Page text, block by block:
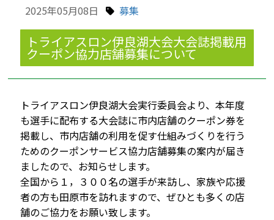
2025年05月08日 募集
トライアスロン伊良湖大会大会誌掲載用
クーポン協力店舗募集について
トライアスロン伊良湖大会実行委員会より、本年度
も選手に配布する大会誌に市内店舗のクーポン券を
掲載し、市内店舗の利用を促す仕組みづくりを行う
ためのクーポンサービス協力店舗募集の案内が届き
ましたので、お知らせします。
全国から１，３００名の選手が来訪し、家族や応援
者の方も田原市を訪れますので、ぜひとも多くの店
舗のご協力をお願い致します。